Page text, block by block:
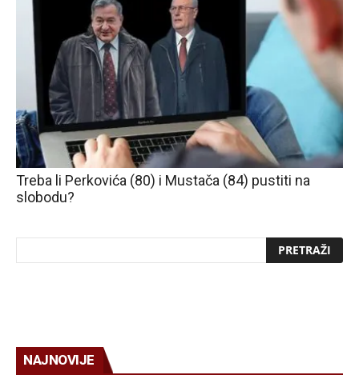
Treba li Perkovića (80) i Mustača (84) pustiti na
slobodu?
NAJNOVIJE